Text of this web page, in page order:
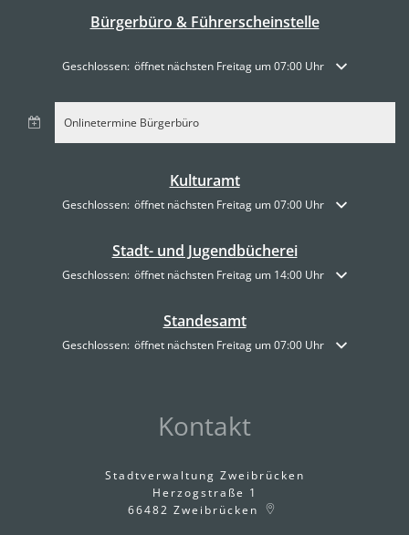
Bürgerbüro & Führerscheinstelle
Klicken, um weitere Öffnungs- oder Schließzeiten auszublenden
Geschlossen: öffnet nächsten Freitag um 07:00 Uhr
Onlinetermine Bürgerbüro
Kulturamt
Klicken, um weitere Öffnungs- oder Schließzeiten auszublenden
Geschlossen: öffnet nächsten Freitag um 07:00 Uhr
Stadt- und Jugendbücherei
Klicken, um weitere Öffnungs- oder Schließzeiten auszublenden
Geschlossen: öffnet nächsten Freitag um 14:00 Uhr
Standesamt
Klicken, um weitere Öffnungs- oder Schließzeiten auszublenden
Geschlossen: öffnet nächsten Freitag um 07:00 Uhr
Kontakt
Stadtverwaltung Zweibrücken
Herzogstraße 1
66482 Zweibrücken